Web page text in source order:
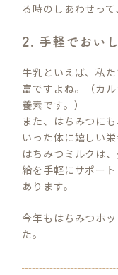
る時のしあわせって
2. 手軽でおい
牛乳といえば、私
富ですよね。（カ
養素です。）
また、はちみつに
いった体に嬉しい
はちみつミルクは
給を手軽にサポー
あります。
今年もはちみつホ
た。